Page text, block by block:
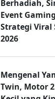
Berhadiah,
Event
Strategi Viral
2026
Mengenal
Twin, Motor